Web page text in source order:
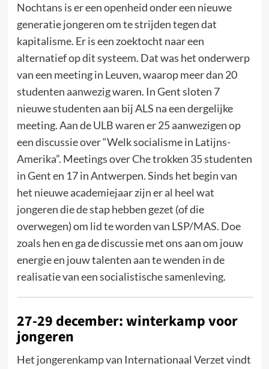
Nochtans is er een openheid onder een nieuwe
generatie jongeren om te strijden tegen dat
kapitalisme. Er is een zoektocht naar een
alternatief op dit systeem. Dat was het onderwerp
van een meeting in Leuven, waarop meer dan 20
studenten aanwezig waren. In Gent sloten 7
nieuwe studenten aan bij ALS na een dergelijke
meeting. Aan de ULB waren er 25 aanwezigen op
een discussie over “Welk socialisme in Latijns-
Amerika”. Meetings over Che trokken 35 studenten
in Gent en 17 in Antwerpen. Sinds het begin van
het nieuwe academiejaar zijn er al heel wat
jongeren die de stap hebben gezet (of die
overwegen) om lid te worden van LSP/MAS. Doe
zoals hen en ga de discussie met ons aan om jouw
energie en jouw talenten aan te wenden in de
realisatie van een socialistische samenleving.
27-29 december: winterkamp voor
jongeren
Het jongerenkamp van Internationaal Verzet vindt